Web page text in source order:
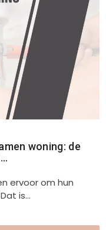
woning: de
ervoor om hun
is…